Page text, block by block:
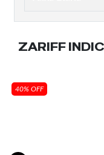
ZARIFF
40% OFF